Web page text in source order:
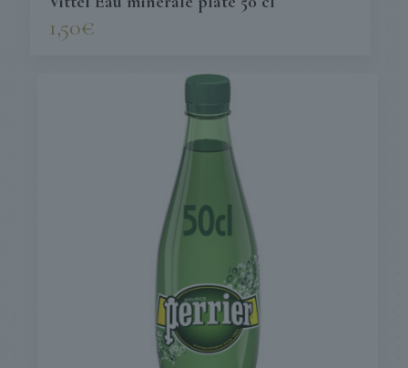
1,50€